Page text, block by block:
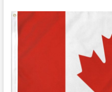
вироки
розповсюдження